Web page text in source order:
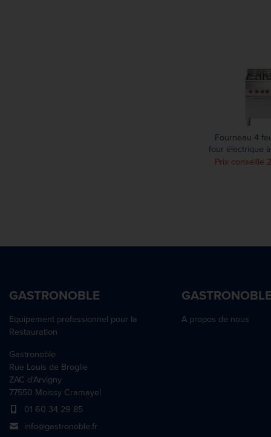
Fourneau 4
four électrique
GN 2/3 porte
Prix conseillé
GASTRONOBLE
Equipement professionnel pour la
Restauration
Gastronoble
Rue Louis de Broglie
ZAC d'Arvigny
77550 Moissy Cramayel
01 60 34 29 85
info@gastronoble.fr
A propos de nous